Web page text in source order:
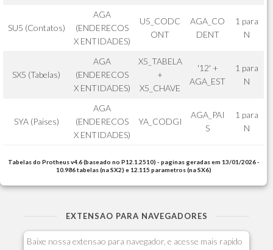
SU5 (Contatos)
AGA
(ENDERECOS
X ENTIDADES)
U5_CODC
ONT
AGA_CO
DENT
1 para
N
SX5 (Tabelas)
AGA
(ENDERECOS
X ENTIDADES)
X5_TABELA
+
X5_CHAVE
'12' +
AGA_EST
1 para
N
SYA (Paises)
AGA
(ENDERECOS
X ENTIDADES)
YA_CODGI
AGA_PAI
S
1 para
N
Tabelas do Protheus v4.6 (baseado no P12.1.2510) - paginas geradas em 13/01/2026 -
10.986 tabelas (na SX2) e 12.115 parametros (na SX6)
EXTENSAO PARA NAVEGADORES
Baixe nossa extensao para navegador, e acesse mais rapido